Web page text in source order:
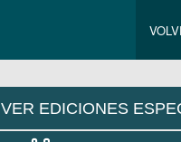
VER EDICIONES